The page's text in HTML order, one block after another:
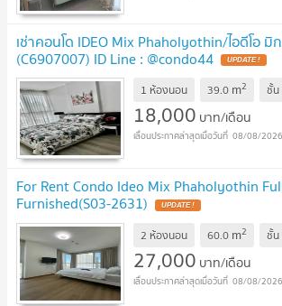
เช่าคอนโด IDEO Mix Phaholyothin/ไอดีโอ มิ
(C6907007) ID Line : @condo44 UPDATE !
1 ห้องนอน 39.0 m2 ชั้น
18,000 บาท/เดือน
08/08/
For Rent Condo Ideo Mix Phaholyothin
Furnished(S03-2631) UPDATE !
2 ห้องนอน 60.0 m2 ชั้น
27,000 บาท/เดือน
08/08/